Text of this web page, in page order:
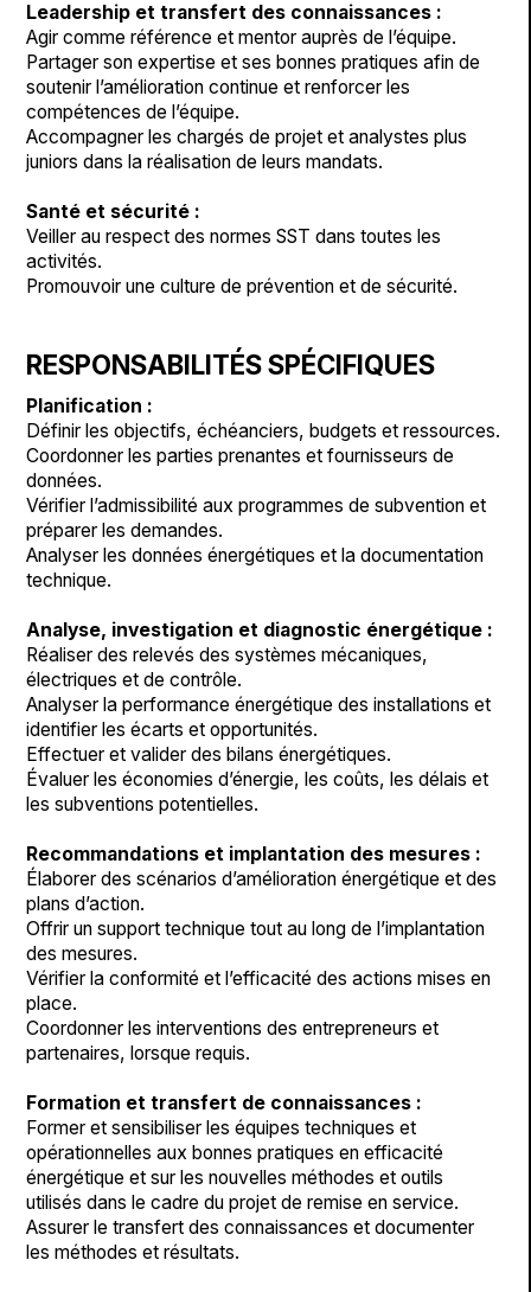
Leadership et transfert des connaissances :
Agir comme référence et mentor auprès de l’équipe.
Partager son expertise et ses bonnes pratiques afin de
soutenir l’amélioration continue et renforcer les
compétences de l’équipe.
Accompagner les chargés de projet et analystes plus
juniors dans la réalisation de leurs mandats.
Santé et sécurité :
Veiller au respect des normes SST dans toutes les
activités.
Promouvoir une culture de prévention et de sécurité.
RESPONSABILITÉS SPÉCIFIQUES
Planification :
Définir les objectifs, échéanciers, budgets et ressources.
Coordonner les parties prenantes et fournisseurs de
données.
Vérifier l’admissibilité aux programmes de subvention et
préparer les demandes.
Analyser les données énergétiques et la documentation
technique.
Analyse, investigation et diagnostic énergétique :
Réaliser des relevés des systèmes mécaniques,
électriques et de contrôle.
Analyser la performance énergétique des installations et
identifier les écarts et opportunités.
Effectuer et valider des bilans énergétiques.
Évaluer les économies d’énergie, les coûts, les délais et
les subventions potentielles.
Recommandations et implantation des mesures :
Élaborer des scénarios d’amélioration énergétique et des
plans d’action.
Offrir un support technique tout au long de l’implantation
des mesures.
Vérifier la conformité et l’efficacité des actions mises en
place.
Coordonner les interventions des entrepreneurs et
partenaires, lorsque requis.
Formation et transfert de connaissances :
Former et sensibiliser les équipes techniques et
opérationnelles aux bonnes pratiques en efficacité
énergétique et sur les nouvelles méthodes et outils
utilisés dans le cadre du projet de remise en service.
Assurer le transfert des connaissances et documenter
les méthodes et résultats.